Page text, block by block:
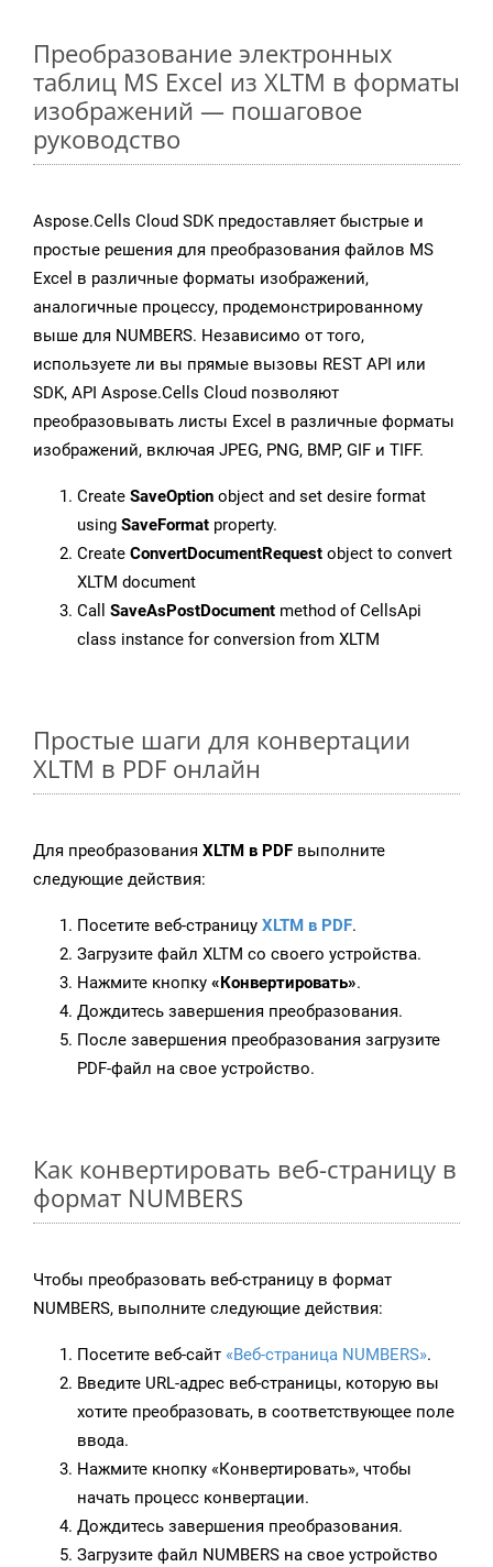
Преобразование электронных
таблиц MS Excel из XLTM в форматы
изображений — пошаговое
руководство
Aspose.Cells Cloud SDK предоставляет быстрые и
простые решения для преобразования файлов MS
Excel в различные форматы изображений,
аналогичные процессу, продемонстрированному
выше для NUMBERS. Независимо от того,
используете ли вы прямые вызовы REST API или
SDK, API Aspose.Cells Cloud позволяют
преобразовывать листы Excel в различные форматы
изображений, включая JPEG, PNG, BMP, GIF и TIFF.
Create SaveOption object and set desire format
using SaveFormat property.
Create ConvertDocumentRequest object to convert
XLTM document
Call SaveAsPostDocument method of CellsApi
class instance for conversion from XLTM
Простые шаги для конвертации
XLTM в PDF онлайн
Для преобразования XLTM в PDF выполните
следующие действия:
Посетите веб-страницу XLTM в PDF.
Загрузите файл XLTM со своего устройства.
Нажмите кнопку «Конвертировать».
Дождитесь завершения преобразования.
После завершения преобразования загрузите
PDF-файл на свое устройство.
Как конвертировать веб-страницу в
формат NUMBERS
Чтобы преобразовать веб-страницу в формат
NUMBERS, выполните следующие действия:
Посетите веб-сайт «Веб-страница NUMBERS».
Введите URL-адрес веб-страницы, которую вы
хотите преобразовать, в соответствующее поле
ввода.
Нажмите кнопку «Конвертировать», чтобы
начать процесс конвертации.
Дождитесь завершения преобразования.
Загрузите файл NUMBERS на свое устройство